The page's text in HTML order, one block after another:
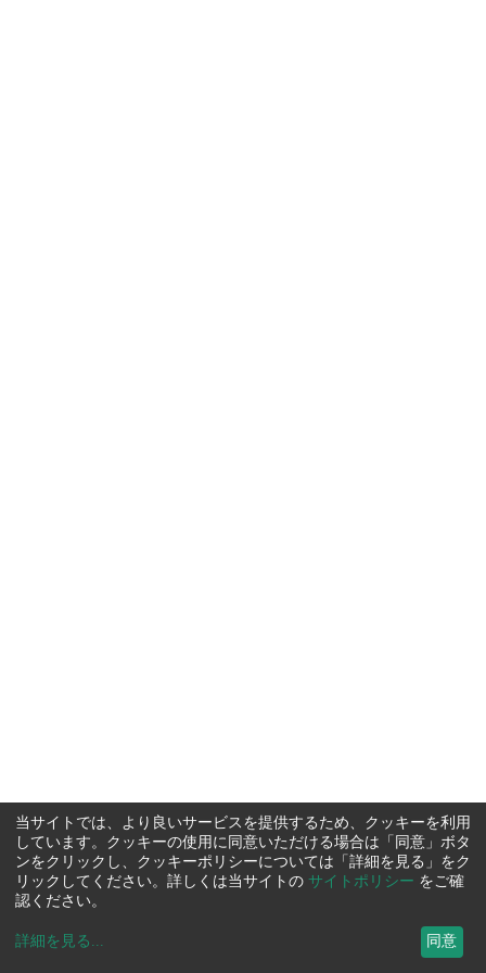
当サイトでは、より良いサービスを提供するため、クッキーを利用
しています。クッキーの使用に同意いただける場合は「同意」ボタ
ンをクリックし、クッキーポリシーについては「詳細を見る」をク
リックしてください。詳しくは当サイトの サイトポリシー をご確
認ください。
詳細を見る ... 同意